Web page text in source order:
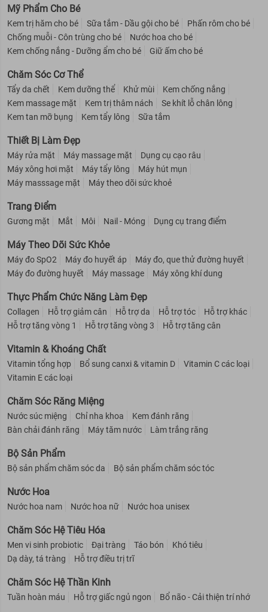
Mỹ Phẩm Cho Bé
Kem trị hăm cho bé Sữa tắm - Dầu gội cho bé
Phấn rôm cho bé
Chống muỗi - Côn trùng cho bé
Nước hoa cho bé
Kem chống nắng - Dưỡng ẩm cho bé
Giữ ấm cho bé
Chăm Sóc Cơ Thể
Tẩy da chết Kem dưỡng thể Khử mùi
Kem chống nắng
Kem massage mặt
Kem trị thâm nách
Se khít lỗ chân lông
Kem tan mỡ bụng
Kem tẩy lông Sữa tắm
Thiết Bị Làm Đẹp
Máy rửa mặt Máy massage mặt
Dụng cụ cạo râu
Máy xông hơi mặt
Máy tẩy lông
Máy hút mụn
Máy masssage mặt
Máy theo dõi sức khoẻ
Trang Điểm
Gương mặt Mắt Môi Nail - Móng Dụng cụ trang điểm
Máy Theo Dõi Sức Khỏe
Máy đo SpO2 Máy đo huyết áp
Máy đo, que thử đường huyết
Máy đo đường huyết
Máy massage Máy xông khí dung
Thực Phẩm Chức Năng Làm Đẹp
Collagen Hỗ trợ giảm cân Hỗ trợ da Hỗ trợ tóc
Hỗ trợ khác
Hỗ trợ tăng vòng 1
Hỗ trợ tăng vòng 3 Hỗ trợ tăng cân
Vitamin & Khoáng Chất
Vitamin tổng hợp Bổ sung canxi & vitamin D
Vitamin C các loại
Vitamin E các loại
Chăm Sóc Răng Miệng
Nước súc miệng Chỉ nha khoa
Kem đánh răng
Bàn chải đánh răng
Máy tăm nước Làm trắng răng
Bộ Sản Phẩm
Bộ sản phẩm chăm sóc da Bộ sản phẩm chăm sóc tóc
Nước Hoa
Nước hoa nam Nước hoa nữ Nước hoa unisex
Chăm Sóc Hệ Tiêu Hóa
Men vi sinh probiotic Đại tràng Táo bón
Khó tiêu
Dạ dày, tá tràng
Hỗ trợ điều trị trĩ
Chăm Sóc Hệ Thần Kinh
Tuần hoàn máu Hỗ trợ giấc ngủ ngon Bổ não - Cải thiện trí nhớ